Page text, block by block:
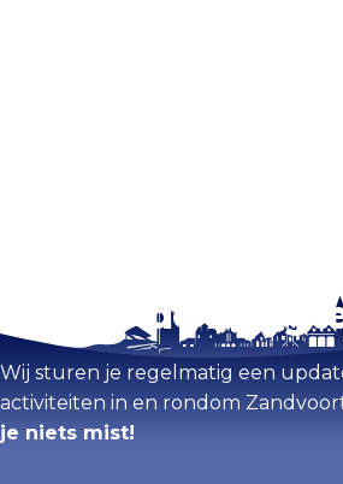
Blijf op de
Wij sturen je regelmatig een
activiteiten in en rondom
je niets mist!